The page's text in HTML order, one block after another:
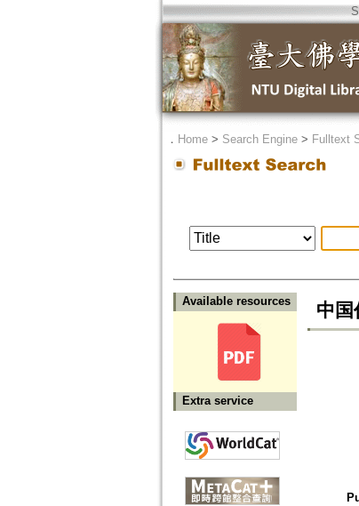
． Home> Search Engine> Fulltext
Available resources
Extra service
中